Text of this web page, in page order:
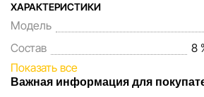
ХАРАКТЕРИСТИКИ
Модель
Состав
8
Показать все
Важная информация для